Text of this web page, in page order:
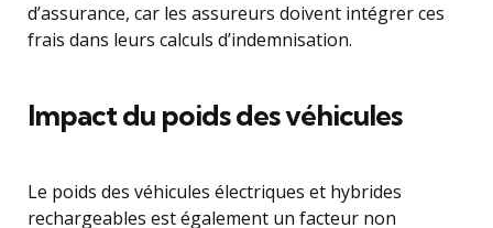
d’assurance, car les assureurs doivent intégrer ces
frais dans leurs calculs d’indemnisation.
Impact du poids des véhicules
Le poids des véhicules électriques et hybrides
rechargeables est également un facteur non